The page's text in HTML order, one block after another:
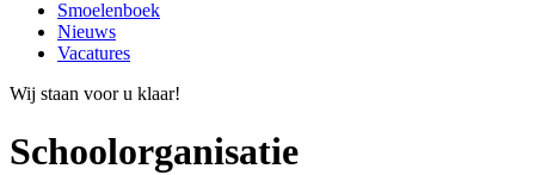
Smoelenboek
Nieuws
Vacatures
Wij staan voor u klaar!
Schoolorganisatie